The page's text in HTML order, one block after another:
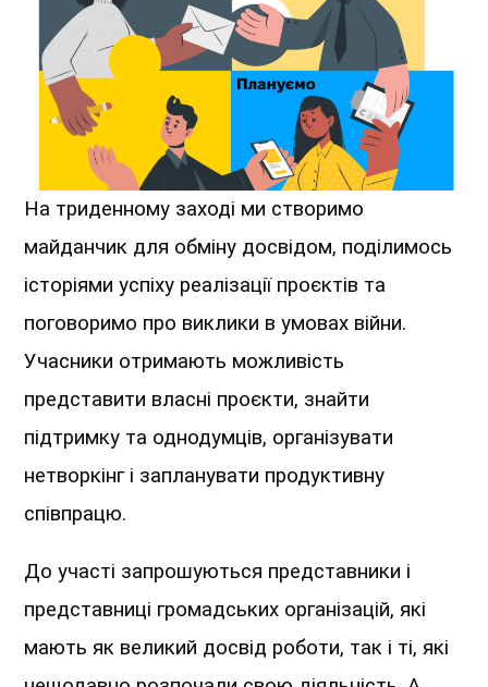
На триденному заході ми створимо
майданчик для обміну досвідом, поділимось
історіями успіху реалізації проєктів та
поговоримо про виклики в умовах війни.
Учасники отримають можливість
представити власні проєкти, знайти
підтримку та однодумців, організувати
нетворкінг і запланувати продуктивну
співпрацю.
До участі запрошуються представники і
представниці громадських організацій, які
мають як великий досвід роботи, так і ті, які